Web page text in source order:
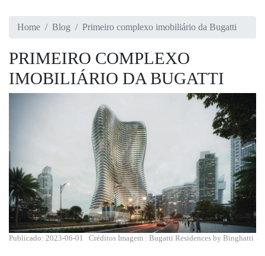
Home Blog Primeiro complexo imobiliário da Bugatti
PRIMEIRO COMPLEXO
IMOBILIÁRIO DA BUGATTI
Publicado: 2023-06-01 Créditos Imagem : Bugatti Residences by Binghatti